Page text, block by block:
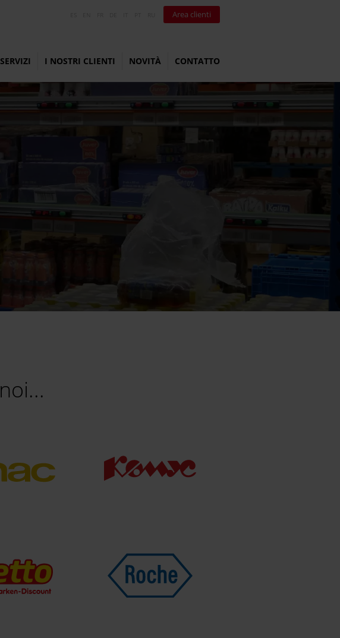
Area clienti
SERVIZI I NOSTRI CLIENTI NOVITÀ CONTATTO